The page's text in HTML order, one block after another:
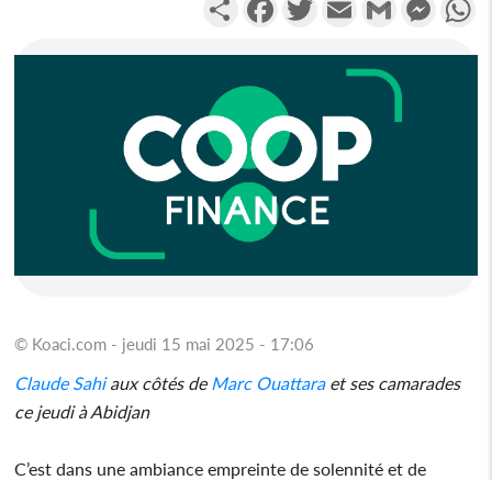
© Koaci.com - jeudi 15 mai 2025 - 17:06
Claude Sahiaux côtés de Marc Ouattaraet ses camarades
ce jeudi à Abidjan
C’est dans une ambiance empreinte de solennité et de